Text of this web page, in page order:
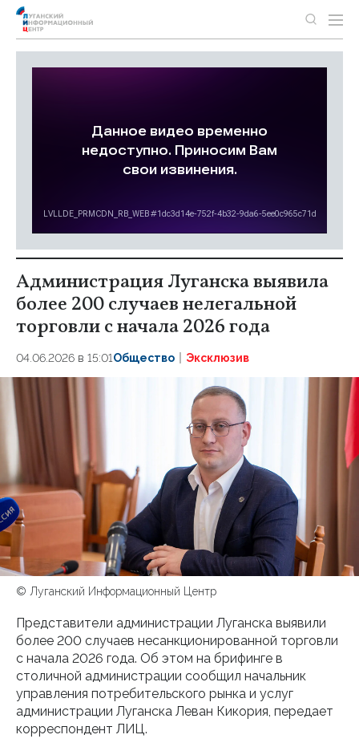
Администрация Луганска выявила
более 200 случаев нелегальной
торговли с начала 2026 года
04.06.2026 в 15:01Общество Эксклюзив
© Луганский Информационный Центр
Представители администрации Луганска выявили
более 200 случаев несанкционированной торговли
с начала 2026 года. Об этом на брифинге в
столичной администрации сообщил начальник
управления потребительского рынка и услуг
администрации Луганска Леван Кикория, передает
корреспондент ЛИЦ.